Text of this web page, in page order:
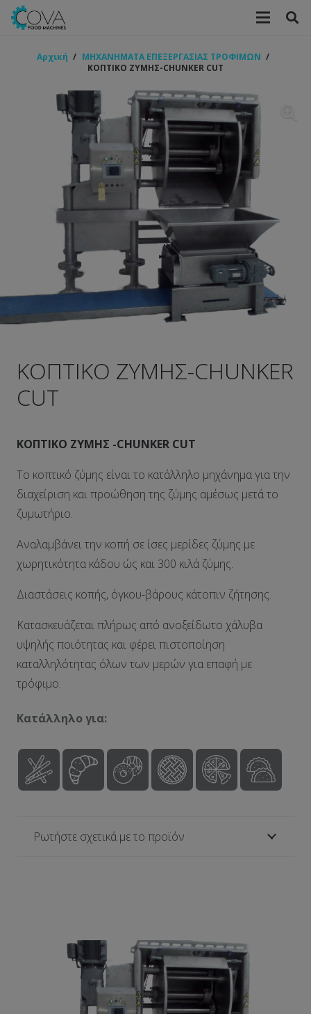
Αρχική / ΜΗΧΑΝΗΜΑΤΑ ΕΠΕΞΕΡΓΑΣΙΑΣ ΤΡΟΦΙΜΩΝ /
ΚΟΠΤΙΚΟ ΖΥΜΗΣ-CHUNKER CUT
ΚΟΠΤΙΚΟ ΖΥΜΗΣ-CHUNKER
CUT
ΚΟΠΤΙΚΟ ΖΥΜΗΣ -CHUNKER CUT
Το κοπτικό ζύμης είναι το κατάλληλο μηχάνημα για την
διαχείριση και προώθηση της ζύμης αμέσως μετά το
ζυμωτήριο.
Αναλαμβάνει την κοπή σε ίσες μερίδες ζύμης με
χωρητικότητα κάδου ώς και 300 κιλά ζύμης.
Διαστάσεις κοπής, όγκου-βάρους κάτοπιν ζήτησης.
Κατασκευάζεται πλήρως από ανοξείδωτο χάλυβα
υψηλής ποιότητας και φέρει πιστοποίηση
καταλληλότητας όλων των μερών για επαφή με
τρόφιμο.
Κατάλληλο για:
Ρωτήστε σχετικά με το προϊόν